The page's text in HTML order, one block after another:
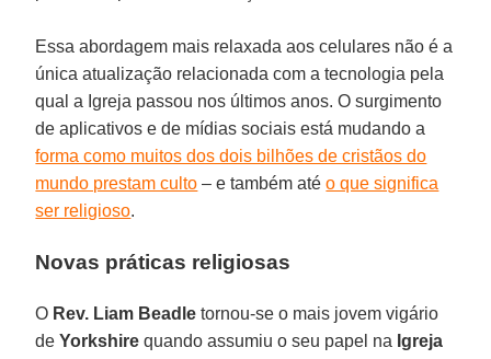
Essa abordagem mais relaxada aos celulares não é a
única atualização relacionada com a tecnologia pela
qual a Igreja passou nos últimos anos. O surgimento
de aplicativos e de mídias sociais está mudando a
forma como muitos dos dois bilhões de cristãos do
mundo prestam culto – e também atéo que significa
ser religioso.
Novas práticas religiosas
O Rev. Liam Beadle tornou-se o mais jovem vigário
deYorkshire quando assumiu o seu papel na Igreja